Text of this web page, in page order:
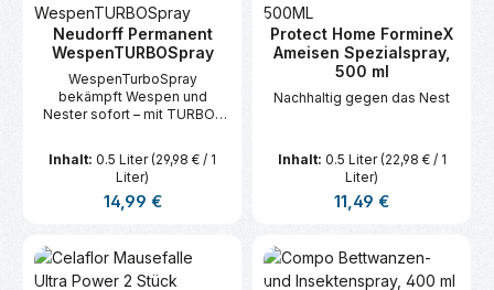
Neudorff Permanent
WespenTURBOSpray
WespenTurboSpray
bekämpft Wespen und
Nester sofort – mit TURBO-
Anwendung aus bis zu 4 m
Entfernung.
Inhalt: 0.5 Liter(29,98 € / 1
Liter)
Regulärer Preis:
14,99 €
Protect Home FormineX
Ameisen Spezialspray,
500 ml
Nachhaltig gegen das Nest
Inhalt: 0.5 Liter(22,98 € / 1
Liter)
Regulärer Preis:
11,49 €